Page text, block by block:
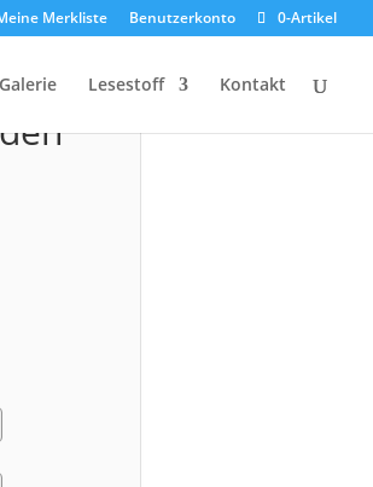
Merkliste Benutzerkonto 0-Artikel
Galerie Lesestoff Kontakt